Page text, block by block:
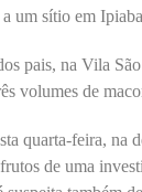
um sítio em
pais, na Vila
volumes de
quarta-feira, na
de uma